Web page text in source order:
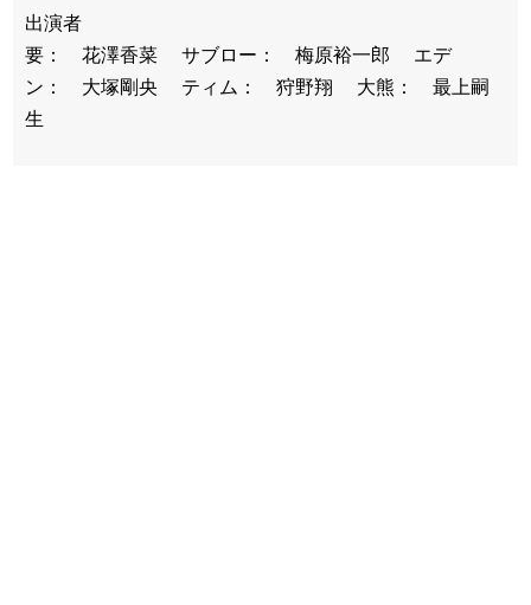
出演者
要： 花澤香菜 サブロー： 梅原裕一郎 エデ
ン： 大塚剛央 ティム： 狩野翔 大熊： 最上嗣
生